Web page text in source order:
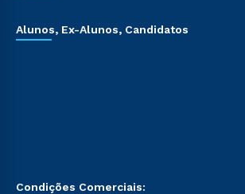
Alunos, Ex-Alunos, Candidatos
Condições Comerciais: